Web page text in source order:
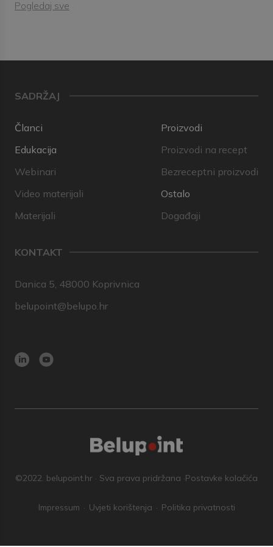
Pogledaj sve
SADRŽAJ
Članci
Edukacija
Webinari
Video materijali
Materijali
Proizvodi
Proizvodi na recept
Bezreceptni proizvodi
Ostalo
Događaji
KONTAKT
Danica 5, 48000 Koprivnica
belupoint@belupo.hr
©2022. belupoint.hr · Sva prava pridržana ·Postavke kolačića
Impressum Uvjeti korištenja Politika privatnosti